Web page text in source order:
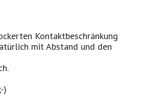
Kontaktbeschränkung
mit Abstand und den
)